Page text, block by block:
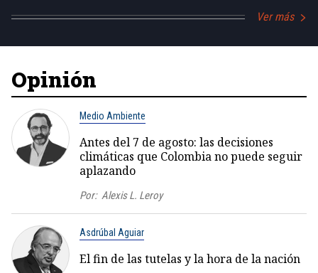
Ver más
Opinión
Medio Ambiente
Antes del 7 de agosto: las decisiones
climáticas que Colombia no puede seguir
aplazando
Por: Alexis L. Leroy
Asdrúbal Aguiar
El fin de las tutelas y la hora de la nación